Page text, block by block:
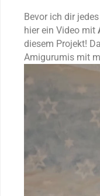
Bevor ich dir
hier ein Video mit
diesem Projekt!
Amigurumis mit